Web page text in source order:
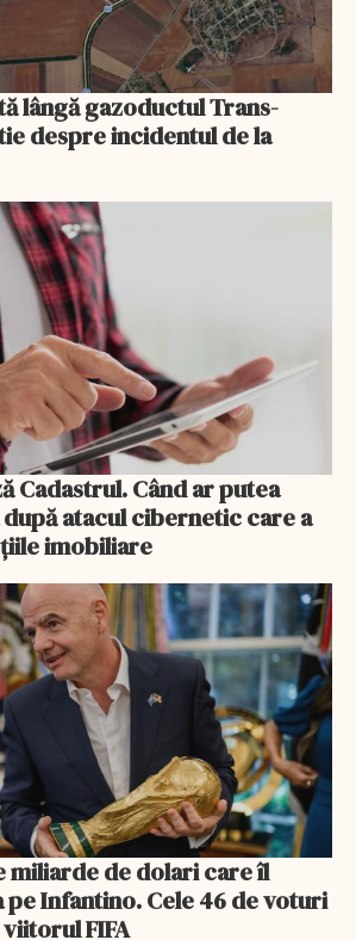
lângă gazoductul Trans-
despre incidentul de la
Cadastrul. Când ar putea
atacul cibernetic care a
imobiliare
miliarde de dolari care îl
Infantino. Cele 46 de voturi
FIFA